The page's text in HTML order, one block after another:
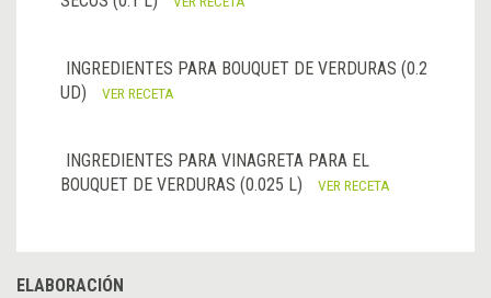
INGREDIENTES PARA BOUQUET DE VERDURAS (0.2
UD)
VER RECETA
INGREDIENTES PARA VINAGRETA PARA EL
BOUQUET DE VERDURAS (0.025 L)
VER RECETA
ELABORACIÓN